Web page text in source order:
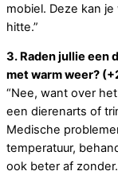
mobiel. Deze kan
hitte.”
3. Raden jullie een
met warm weer?
“Nee, want over
een dierenarts of
Medische
temperatuur,
ook beter af